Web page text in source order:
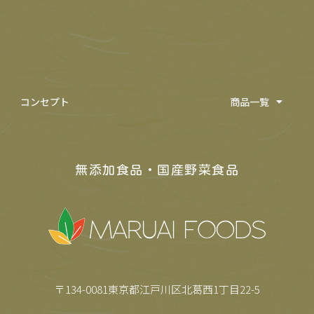
コンセプト 商品一覧
無添加食品・国産野菜食品
〒134-0081東京都江戸川区北葛西1丁目22-5